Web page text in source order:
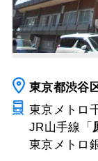
東京都渋谷
東京メトロ
JR山手線「
東京メトロ